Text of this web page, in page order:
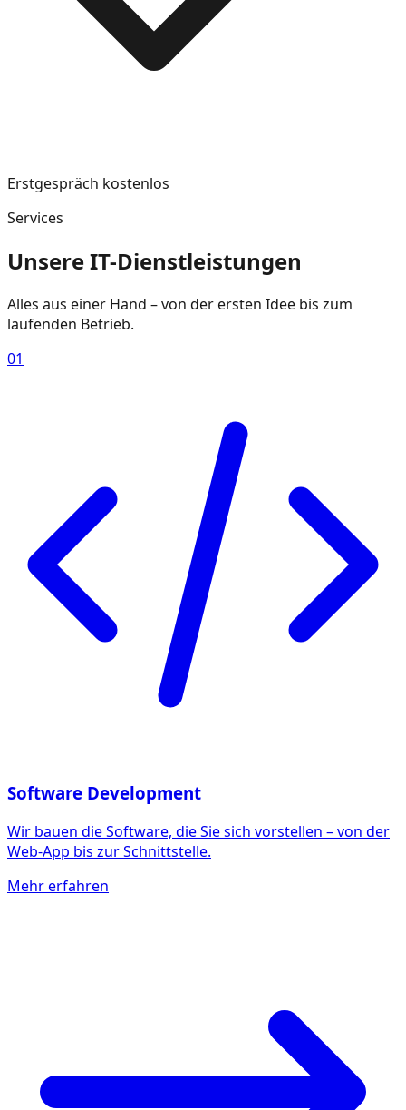
Erstgespräch kostenlos
Services
Unsere IT-Dienstleistungen
Alles aus einer Hand – von der ersten Idee bis zum
laufenden Betrieb.
01
Software Development
Wir bauen die Software, die Sie sich vorstellen – von der
Web-App bis zur Schnittstelle.
Mehr erfahren